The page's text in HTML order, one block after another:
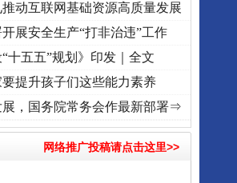
丨红船起航处 潮起..·[视频]一首歌的时间，读懂乐至的
动互联网基础资源高质量发展
展安全生产“打非治违”工作
“十五五”规划》印发｜全文
提升孩子们这些能力素养
，国务院常务会作最新部署⇒
网络推广投稿请点击这里>>
千年窑火 生生不息